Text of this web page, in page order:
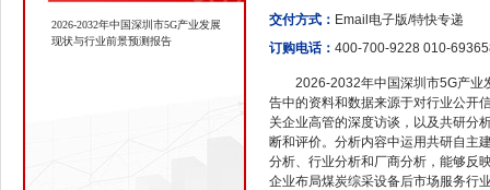
2026-2032年中国深圳市5G产业发展
现状与行业前景预测报告
交付方式： Email电子版/特快专递
订购电话： 400-700-9228 010-
2026-2032年中国深圳市5G产业
告中的资料和数据来源于对行业公开
关企业高管的深度访谈，以及共研分
断和评价。分析内容中运用共研自主
分析、行业分析和厂商分析，能够反
企业布局煤炭综采设备后市场服务行